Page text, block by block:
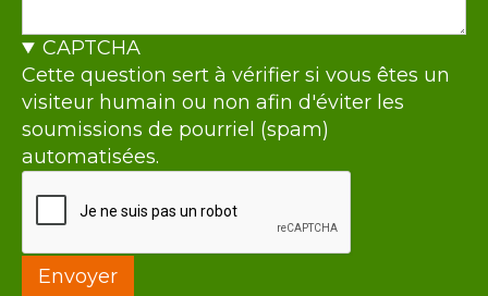
CAPTCHA
Cette question sert à vérifier si vous êtes un
visiteur humain ou non afin d'éviter les
soumissions de pourriel (spam)
automatisées.